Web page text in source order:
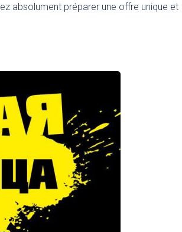
absolument préparer une offre unique et